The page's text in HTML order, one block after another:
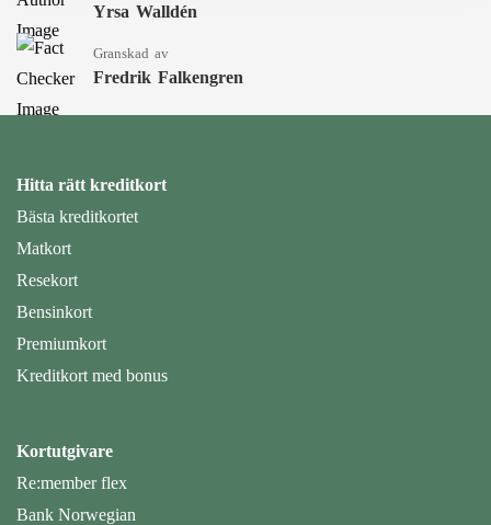
Yrsa Walldén
Granskad av
Fredrik Falkengren
Hitta rätt kreditkort
Bästa kreditkortet
Matkort
Resekort
Bensinkort
Premiumkort
Kreditkort med bonus
Kortutgivare
Re:member flex
Bank Norwegian